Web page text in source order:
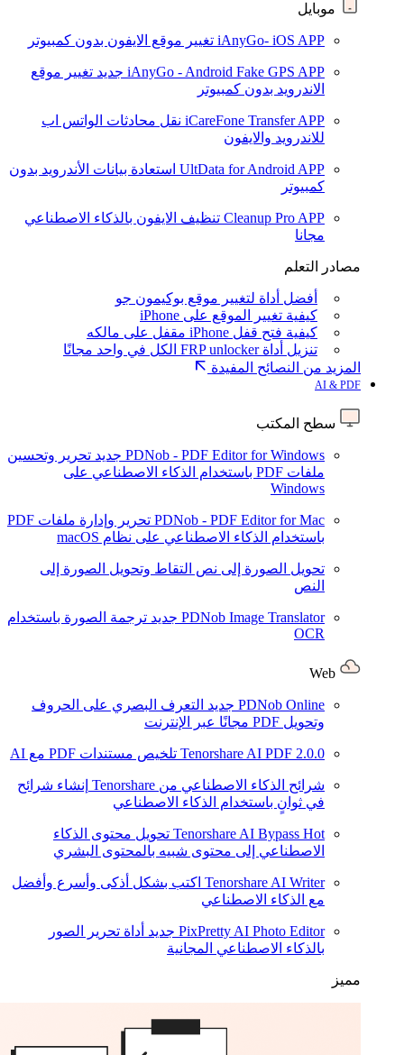
موبايل
iAnyGo- iOS APP تغيير موقع الايفون بدون كمبيوتر
iAnyGo - Android Fake GPS APP جديد تغيير موقع
الاندرويد بدون كمبيوتر
iCareFone Transfer APP نقل محادثات الواتس اب
للاندرويد والايفون
UltData for Android APP استعادة بيانات الأندرويد بدون
كمبيوتر
Cleanup Pro APP تنظيف الايفون بالذكاء الاصطناعي
مجانا
مصادر التعلم
أفضل أداة لتغيير موقع بوكيمون جو
كيفية تغيير الموقع على iPhone
كيفية فتح قفل iPhone مقفل على مالكه
تنزيل أداة FRP unlocker الكل في واحد مجانًا
المزيد من النصائح المفيدة
AI & PDF
سطح المكتب
PDNob - PDF Editor for Windows جديد تحرير وتحسين
ملفات PDF باستخدام الذكاء الاصطناعي على
Windows
PDNob - PDF Editor for Mac
تحرير وإدارة ملفات PDF
باستخدام الذكاء الاصطناعي على نظام macOS
تحويل الصورة إلى نص التقاط وتحويل الصورة إلى
النص
PDNob Image Translator جديد ترجمة الصورة باستخدام
OCR
PDNob Online جديد التعرف البصري على الحروف
وتحويل PDF مجانًا عبر الإنترنت
Tenorshare AI PDF 2.0.0 تلخيص مستندات PDF مع AI
شرائح الذكاء الاصطناعي من Tenorshare
إنشاء شرائح
في ثوانٍ باستخدام الذكاء الاصطناعي
Tenorshare AI Bypass Hot
تحويل محتوى الذكاء
الاصطناعي إلى محتوى شبيه بالمحتوى البشري
Tenorshare AI Writer اكتب بشكل أذكى وأسرع وأفضل
مع الذكاء الاصطناعي
PixPretty AI Photo Editor جديد أداة تحرير الصور
بالذكاء الاصطناعي المجانية
مميز